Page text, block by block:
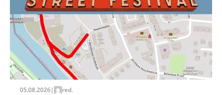
Zapamiętaj moje dane w tej przeglądarce podczas
pisania kolejnych komentarzy.
05.08.2026| red.